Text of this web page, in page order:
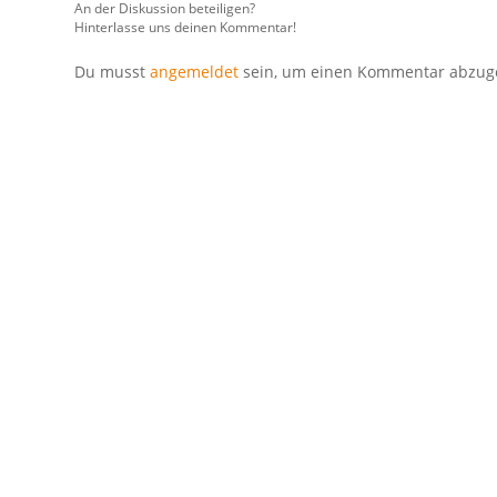
An der Diskussion beteiligen?
Hinterlasse uns deinen Kommentar!
Du musst angemeldet sein, um einen Kommentar